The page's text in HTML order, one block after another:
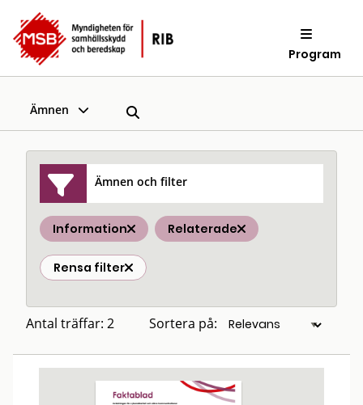
Program
Ämnen
Ämnen och filter
Information Relaterade
Rensa filter
Antal träffar: 2 Sortera på: